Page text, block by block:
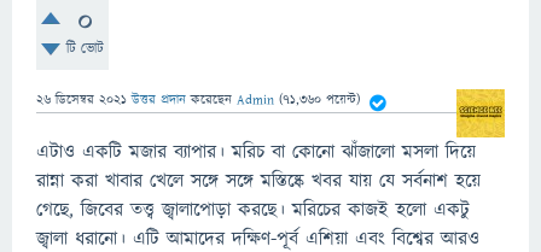
0
টি ভোট
26 ডিসেম্বর 2021 উত্তর প্রদান করেছেন Admin (71,360 পয়েন্ট)
এটাও একটি মজার ব্যাপার। মরিচ বা কোনো ঝাঁজালো মসলা দিয়ে
রান্না করা খাবার খেলে সঙ্গে সঙ্গে মস্তিষ্কে খবর যায় যে সর্বনাশ হয়ে
গেছে, জিবের তত্ত্ব জ্বালাপোড়া করছে। মরিচের কাজই হলো একটু
জ্বালা ধরানো। এটি আমাদের দক্ষিণ-পূর্ব এশিয়া এবং বিশ্বের আরও